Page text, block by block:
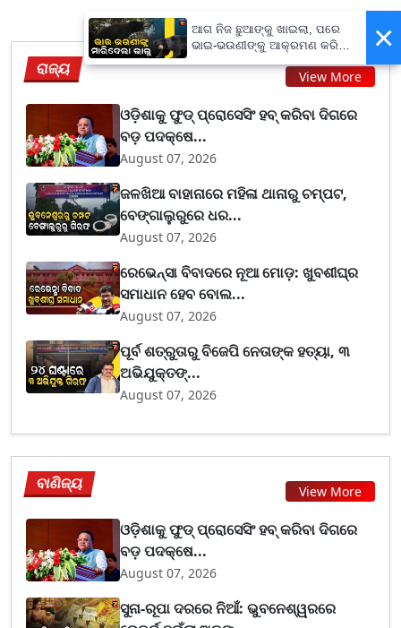
ରାଜ୍ୟ View More
ଓଡ଼ିଶାକୁ ଫୁଡ୍ ପ୍ରୋସେସିଂ ହବ୍ କରିବା ଦିଗରେ
ବଡ଼ ପଦକ୍ଷେ...
August 07, 2026
ଜଳଖିଆ ବାହାନାରେ ମହିଳା ଥାନାରୁ ଚମ୍ପଟ,
ବେଙ୍ଗାଲୁରୁରେ ଧର...
August 07, 2026
ରେଭେନ୍ସା ବିବାଦରେ ନୂଆ ମୋଡ଼: ଖୁବଶୀଘ୍ର
ସମାଧାନ ହେବ ବୋଲ...
August 07, 2026
ପୂର୍ବ ଶତ୍ରୁତାରୁ ବିଜେପି ନେତାଙ୍କ ହତ୍ୟା, ୩
ଅଭିଯୁକ୍ତଙ୍...
August 07, 2026
ବାଣିଜ୍ୟ View More
ଓଡ଼ିଶାକୁ ଫୁଡ୍ ପ୍ରୋସେସିଂ ହବ୍ କରିବା ଦିଗରେ
ବଡ଼ ପଦକ୍ଷେ...
August 07, 2026
ସୁନା-ରୂପା ଦରରେ ନିଆଁ: ଭୁବନେଶ୍ୱରରେ
×
ଆଗ ନିଜ ଛୁଆଙ୍କୁ ଖାଇଲା, ପରେ
ଭାଇ-ଭଉଣୀଙ୍କୁ ଆକ୍ରମଣ କରି
ମାରିଦେଲା ଭାଲୁ...